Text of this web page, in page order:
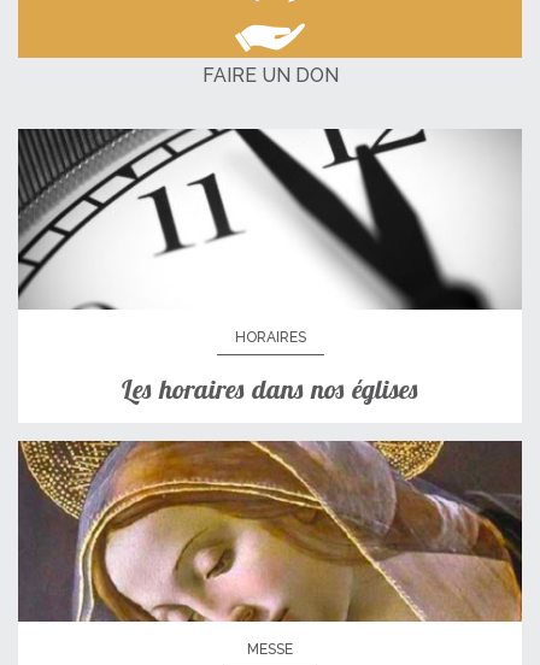
FAIRE UN DON
HORAIRES
Les horaires dans nos églises
MESSE